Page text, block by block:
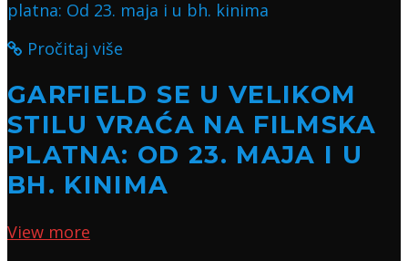
Pročitaj više
GARFIELD SE U VELIKOM
STILU VRAĆA NA FILMSKA
PLATNA: OD 23. MAJA I U
BH. KINIMA
View more